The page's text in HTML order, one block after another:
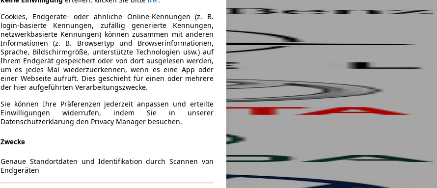
Cookies, Endgeräte- oder ähnliche Online-Kennungen (z. B.
login-basierte Kennungen, zufällig generierte Kennungen,
netzwerkbasierte Kennungen) können zusammen mit anderen
Informationen (z. B. Browsertyp und Browserinformationen,
Sprache, Bildschirmgröße, unterstützte Technologien usw.) auf
Ihrem Endgerät gespeichert oder von dort ausgelesen werden,
um es jedes Mal wiederzuerkennen, wenn es eine App oder
einer Webseite aufruft. Dies geschieht für einen oder mehrere
der hier aufgeführten Verarbeitungszwecke.
Sie können Ihre Präferenzen jederzeit anpassen und erteilte
Einwilligungen widerrufen, indem Sie in unserer
Datenschutzerklärung den Privacy Manager besuchen.
Zwecke
Genaue Standortdaten und Identifikation durch Scannen von
Endgeräten